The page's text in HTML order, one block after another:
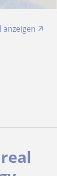
anzeigen